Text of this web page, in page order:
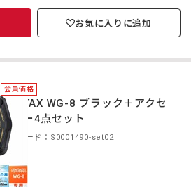
お気に入りに追加
会員価格
PENTAX WG-8 ブラック＋アクセ
サリー4点セット
商品コード：S0001490-set02